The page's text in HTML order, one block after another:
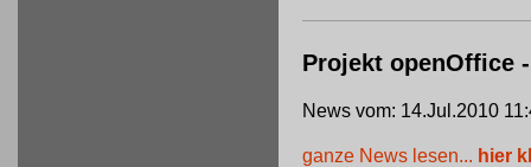
Projekt openOffice
News vom: 14.Jul.2010
ganze News lesen... hier